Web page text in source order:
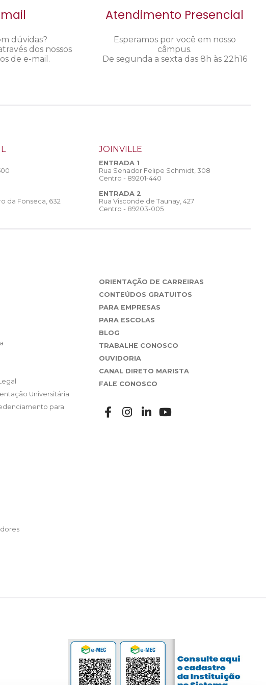
dúvidas?
dos nossos
de e-mail.
Atendimento Presencial
Esperamos por você em nosso
câmpus.
De segunda a sexta das 8h às 22h16
da Fonseca, 632
JOINVILLE
ENTRADA 1
Rua Senador Felipe Schmidt, 308
Centro - 89201-440
ENTRADA 2
Rua Visconde de Taunay, 427
Centro - 89203-005
Universitária
para
ORIENTAÇÃO DE CARREIRAS
CONTEÚDOS GRATUITOS
PARA EMPRESAS
PARA ESCOLAS
BLOG
TRABALHE CONOSCO
OUVIDORIA
CANAL DIRETO MARISTA
FALE CONOSCO